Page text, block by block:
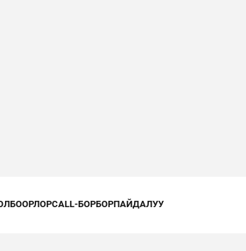
CALL-БОРБОРПАЙДАЛУУ